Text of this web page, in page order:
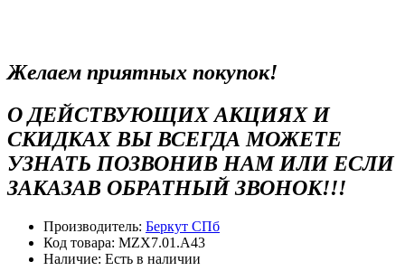
Желаем приятных покупок!
О ДЕЙСТВУЮЩИХ АКЦИЯХ И
СКИДКАХ ВЫ ВСЕГДА МОЖЕТЕ
УЗНАТЬ ПОЗВОНИВ НАМ ИЛИ ЕСЛИ
ЗАКАЗАВ ОБРАТНЫЙ ЗВОНОК!!!
Производитель: Беркут СПб
Код товара: MZX7.01.A43
Наличие: Есть в наличии